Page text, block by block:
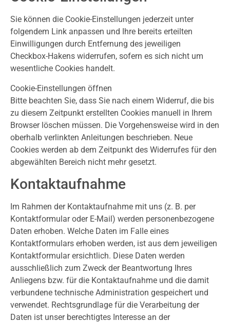
Sie können die Cookie-Einstellungen jederzeit unter
folgendem Link anpassen und Ihre bereits erteilten
Einwilligungen durch Entfernung des jeweiligen
Checkbox-Hakens widerrufen, sofern es sich nicht um
wesentliche Cookies handelt.
Cookie-Einstellungen öffnen
Bitte beachten Sie, dass Sie nach einem Widerruf, die bis
zu diesem Zeitpunkt erstellten Cookies manuell in Ihrem
Browser löschen müssen. Die Vorgehensweise wird in den
oberhalb verlinkten Anleitungen beschrieben. Neue
Cookies werden ab dem Zeitpunkt des Widerrufes für den
abgewählten Bereich nicht mehr gesetzt.
Kontaktaufnahme
Im Rahmen der Kontaktaufnahme mit uns (z. B. per
Kontaktformular oder E-Mail) werden personenbezogene
Daten erhoben. Welche Daten im Falle eines
Kontaktformulars erhoben werden, ist aus dem jeweiligen
Kontaktformular ersichtlich. Diese Daten werden
ausschließlich zum Zweck der Beantwortung Ihres
Anliegens bzw. für die Kontaktaufnahme und die damit
verbundene technische Administration gespeichert und
verwendet. Rechtsgrundlage für die Verarbeitung der
Daten ist unser berechtigtes Interesse an der